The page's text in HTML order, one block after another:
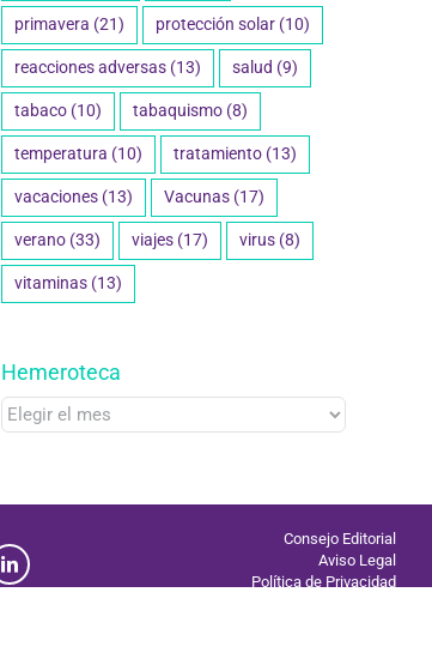
primavera (21) protección solar (10)
reacciones adversas (13) salud (9)
tabaco (10) tabaquismo (8)
temperatura (10) tratamiento (13)
vacaciones (13) Vacunas (17)
verano (33) viajes (17) virus (8)
vitaminas (13)
Hemeroteca
Hemeroteca
Consejo Editorial
Aviso Legal
Política de Privacidad